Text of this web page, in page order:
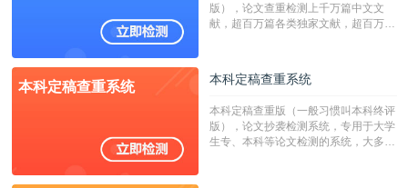
版），论文查重检测上千万篇中文文
献，超百万篇各类独家文献，超百万港
校用来检测硕博论文的系统，检测范围
广，数据来源真实，检测算法合理!本
字符数30万）
本科定稿查重系统 本科定稿查重系统
本科定稿查重版（一般习惯叫本科终评
版），论文抄袭检测系统，专用于大学
生专、本科等论文检测的系统，大多数